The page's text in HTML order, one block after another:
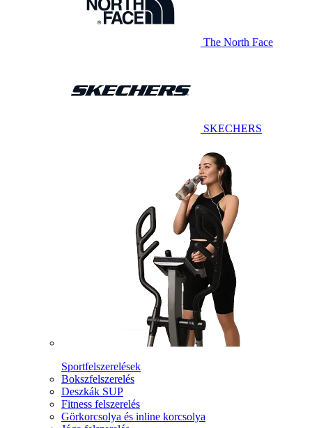
The North Face
SKECHERS
Sportfelszerelések
Bokszfelszerelés
Deszkák SUP
Fitness felszerelés
Görkorcsolya és inline korcsolya